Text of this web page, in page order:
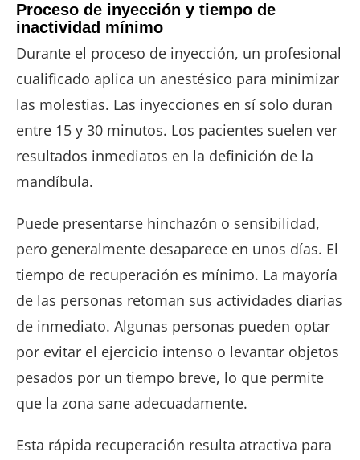
Proceso de inyección y tiempo de
inactividad mínimo
Durante el proceso de inyección, un profesional
cualificado aplica un anestésico para minimizar
las molestias. Las inyecciones en sí solo duran
entre 15 y 30 minutos. Los pacientes suelen ver
resultados inmediatos en la definición de la
mandíbula.
Puede presentarse hinchazón o sensibilidad,
pero generalmente desaparece en unos días. El
tiempo de recuperación es mínimo. La mayoría
de las personas retoman sus actividades diarias
de inmediato. Algunas personas pueden optar
por evitar el ejercicio intenso o levantar objetos
pesados ​​por un tiempo breve, lo que permite
que la zona sane adecuadamente.
Esta rápida recuperación resulta atractiva para